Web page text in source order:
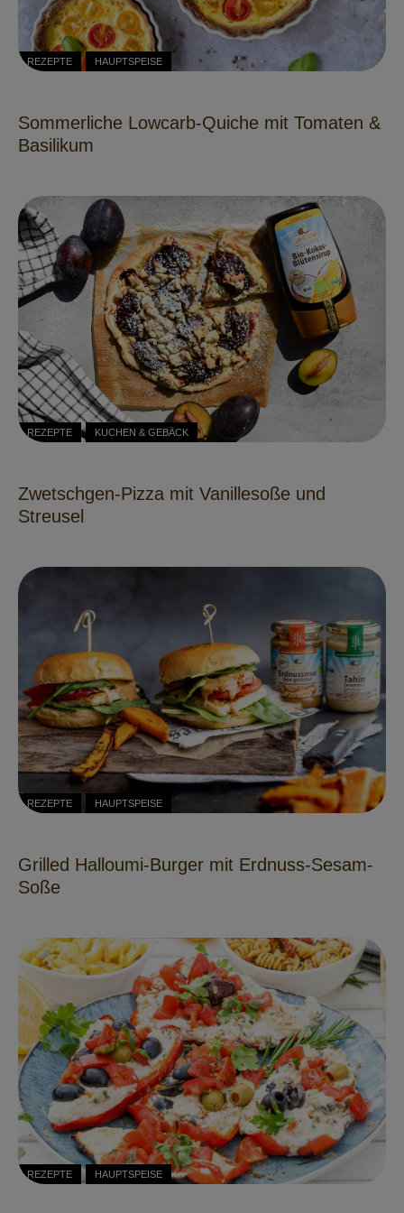
REZEPTE HAUPTSPEISE
Sommerliche Lowcarb-Quiche mit Tomaten &
Basilikum
REZEPTE KUCHEN & GEBÄCK
Zwetschgen-Pizza mit Vanillesoße und
Streusel
REZEPTE HAUPTSPEISE
Grilled Halloumi-Burger mit Erdnuss-Sesam-
Soße
REZEPTE HAUPTSPEISE